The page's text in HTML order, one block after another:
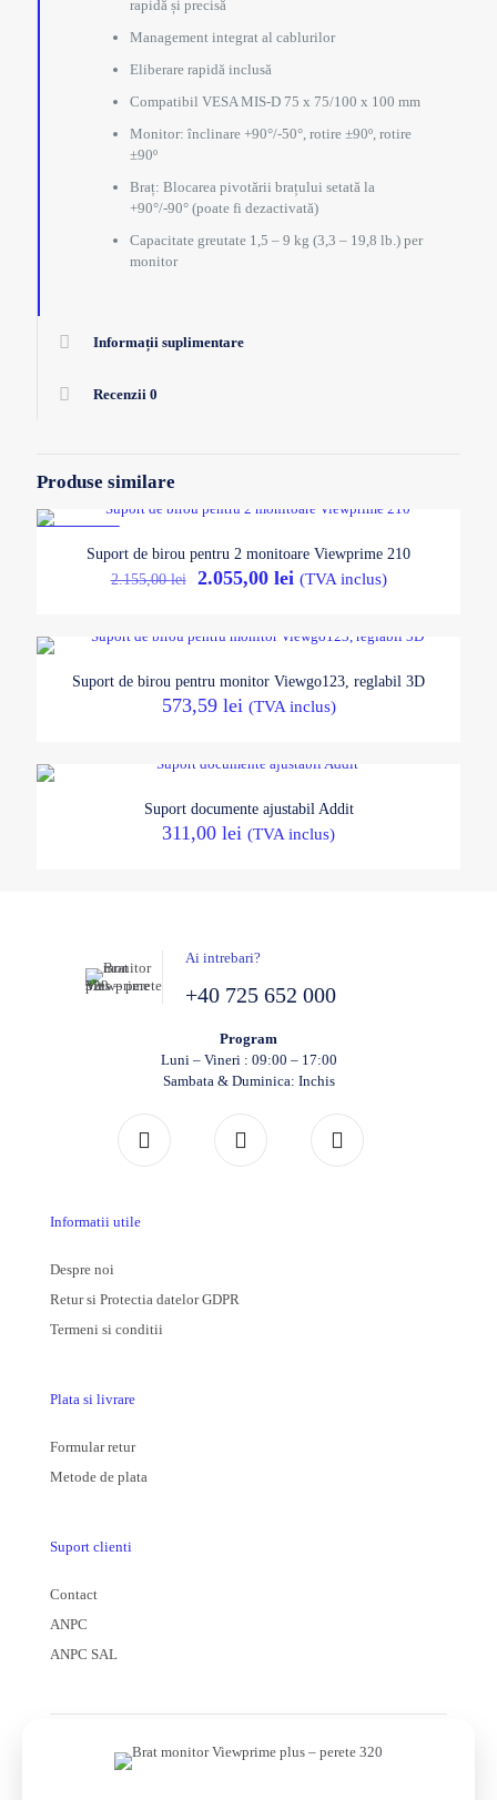
rapidă și precisă
Management integrat al cablurilor
Eliberare rapidă inclusă
Compatibil VESA MIS-D 75 x 75/100 x 100 mm
Monitor: înclinare +90°/-50°, rotire ±90º, rotire
±90º
Braț: Blocarea pivotării brațului setată la
+90°/-90° (poate fi dezactivată)
Capacitate greutate 1,5 – 9 kg (3,3 – 19,8 lb.) per
monitor
Informații suplimentare
Recenzii 0
Produse similare
Suport de birou pentru 2 monitoare Viewprime 210
2.155,00lei
Prețul
fost:
2.055,00 leiPrețul
2.055,00 lei.
(TVA inclus)
Suport de birou pentru monitor Viewgo123, reglabil 3D
573,59 lei (TVA inclus)
Suport documente ajustabil Addit
311,00 lei (TVA inclus)
Ai intrebari?
+40 725 652 000
Program
Luni – Vineri : 09:00 – 17:00
Sambata & Duminica: Inchis
Informatii utile
Despre noi
Retur si Protectia datelor GDPR
Termeni si conditii
Plata si livrare
Formular retur
Metode de plata
Suport clienti
Contact
ANPC
ANPC SAL
© 2025 formota Magazin online | Toate drepturile rezervate |